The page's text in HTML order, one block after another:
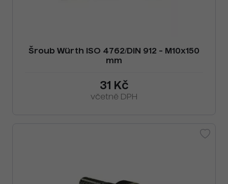
Šroub Würth ISO 4762/DIN 912 - M10x150
mm
31 Kč
včetně DPH